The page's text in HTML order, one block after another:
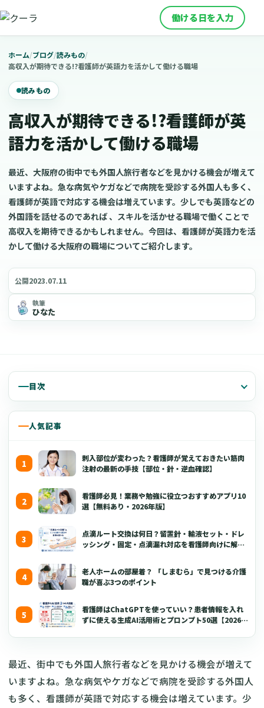
働ける日を入力
ホーム/ブログ/読みもの/
高収入が期待できる!?看護師が英語力を活かして働ける職場
読みもの
高収入が期待できる!?看護師が英
語力を活かして働ける職場
最近、大阪府の街中でも外国人旅行者などを見かける機会が増えて
いますよね。急な病気やケガなどで病院を受診する外国人も多く、
看護師が英語で対応する機会は増えています。少しでも英語などの
外国語を話せるのであれば 、スキルを活かせる職場で働くことで
高収入を期待できるかもしれません。今回は、看護師が英語力を活
かして働ける大阪府の職場についてご紹介します。
公開2023.07.11
執筆
ひなた
目次
人気記事
刺入部位が変わった？看護師が覚えておきたい筋肉
注射の最新の手技【部位・針・逆血確認】
看護師必見！業務や勉強に役立つおすすめアプリ10
選【無料あり・2026年版】
点滴ルート交換は何日？留置針・輸液セット・ドレ
ッシング・固定・点滴漏れ対応を看護師向けに解説
老人ホームの部屋着？ 「しまむら」で見つける介護
職が喜ぶ3つのポイント
看護師はChatGPTを使っていい？患者情報を入れ
ずに使える生成AI活用術とプロンプト50選【2026年
最近、街中でも外国人旅行者などを見かける機会が増えて
いますよね。急な病気やケガなどで病院を受診する外国人
も多く、看護師が英語で対応する機会は増えています。少